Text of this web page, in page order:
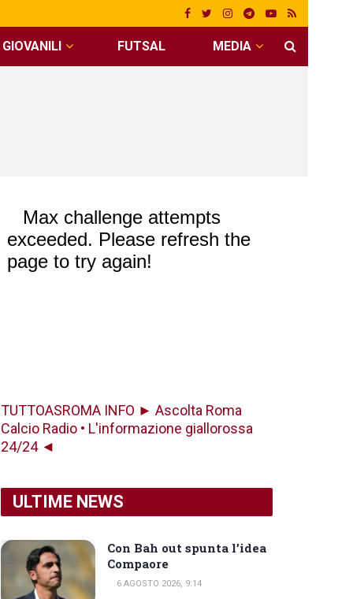
GIOVANILI FUTSAL MEDIA
TUTTOASROMA INFO ► Ascolta Roma
Calcio Radio • L'informazione giallorossa
24/24 ◄
ULTIME NEWS
Con Bah out spunta l’idea
Compaore
6 AGOSTO 2026, 9:14